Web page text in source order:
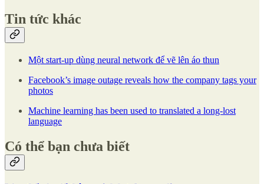
Tin tức khác
Một start-up dùng neural network để vẽ lên áo thun
Facebook’s image outage reveals how the company tags your
photos
Machine learning has been used to translated a long-lost
language
Có thể bạn chưa biết